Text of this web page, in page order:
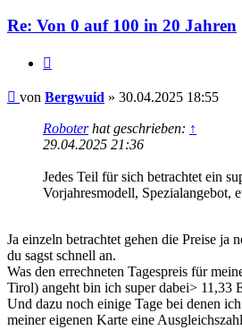
Re: Von 0 auf 100 in 20 Jahren
Beitrag
von Bergwuid » 30.04.2025 18:55
Roboterhat geschrieben: ↑
29.04.2025 21:36
Jedes Teil für sich betrachtet ein
Vorjahresmodell, Spezialangebot,
Ja einzeln betrachtet gehen die Preise ja
du sagst schnell an.
Was den errechneten Tagespreis für
Tirol) angeht bin ich super dabei> 11,33
Und dazu noch einige Tage bei denen
meiner eigenen Karte eine